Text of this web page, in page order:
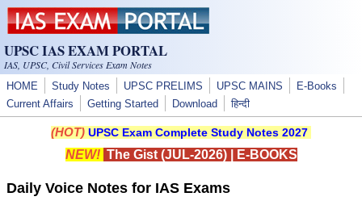
Skip to main content
UPSC IAS EXAM PORTAL
IAS, UPSC, Civil Services Exam Notes
HOME Study Notes UPSC PRELIMS UPSC MAINS
E-Books
Current Affairs
Getting Started Download हिन्दी
(HOT) UPSC Exam Complete Study Notes 2027
NEW! The Gist (JUL-2026)| E-BOOKS
Daily Voice Notes for IAS Exams